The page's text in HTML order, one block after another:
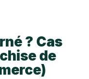
? Cas
de